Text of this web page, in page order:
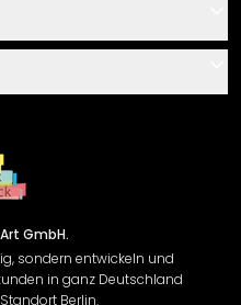
GmbH.
sondern entwickeln und
in ganz Deutschland
Berlin.